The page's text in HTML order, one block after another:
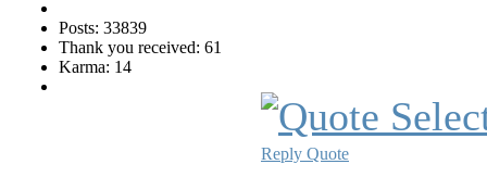
Posts: 33839
Thank you received: 61
Karma: 14
Reply Quote